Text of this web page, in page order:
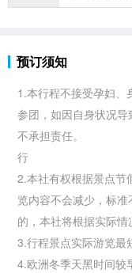
预订须知
1.本行程不接受孕妇、
参团，如因自身状况导
不承担责任。
行
2.本社有权根据景点节
览内容不会减少，标
的，本社将根据实际
3.行程景点实际游览最
4.欧洲冬季天黑时间较